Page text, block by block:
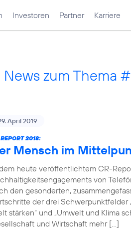
Investoren Partner Karriere
zum Thema
April 2019
2018:
Mensch im
heute veröffentlichtem CR-
von
den gesonderten,
der drei Schwerpunktfelder
stärken“ und „Umwelt und Klima
und Wirtschaft mehr […]